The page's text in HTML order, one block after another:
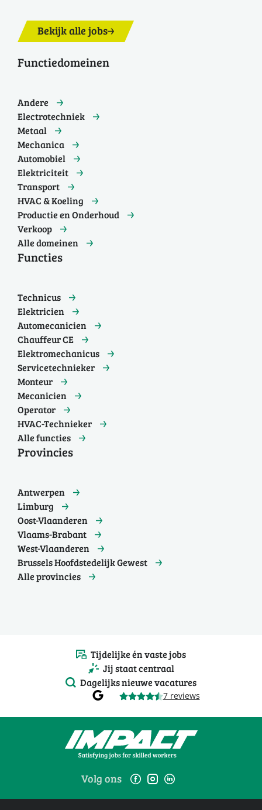
Bekijk alle jobs
Functiedomeinen
Andere
Electrotechniek
Metaal
Mechanica
Automobiel
Elektriciteit
Transport
HVAC & Koeling
Productie en Onderhoud
Verkoop
Alle domeinen
Functies
Technicus
Elektricien
Automecanicien
Chauffeur CE
Elektromechanicus
Servicetechnieker
Monteur
Mecanicien
Operator
HVAC-Technieker
Alle functies
Provincies
Antwerpen
Limburg
Oost-Vlaanderen
Vlaams-Brabant
West-Vlaanderen
Brussels Hoofdstedelijk Gewest
Alle provincies
Tijdelijke én vaste jobs
Jij staat centraal
Dagelijks nieuwe vacatures
7 reviews
Volg ons